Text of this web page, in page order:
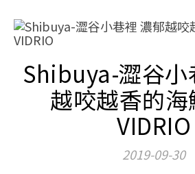
Shibuya-澀谷小
越咬越香的海
VIDRIO
2019-09-30